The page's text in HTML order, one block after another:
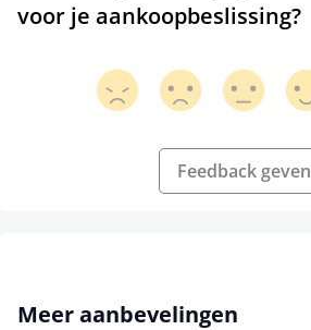
voor je aankoopbeslissing?
Feedback geven
Productgalerij overslaan
Meer aanbevelingen